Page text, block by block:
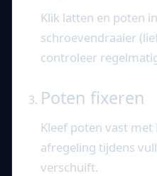
Klik latten en poten
schroevendraaier
controleer
Poten fixeren
Kleef poten vast
afregeling tijdens
verschuift.